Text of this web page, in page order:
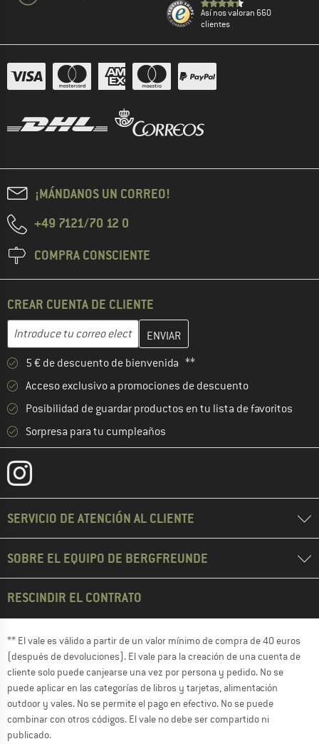
Así nos valoran 660
clientes
¡MÁNDANOS UN CORREO!
+49 7121/70 12 0
COMPRA CONSCIENTE
CREAR CUENTA DE CLIENTE
Dirección de correo electrónico
Introduce aquí tu dirección de correo electrónico y crea tu
5 € de descuento de bienvenida **
Acceso exclusivo a promociones de descuento
Posibilidad de guardar productos en tu lista de favoritos
Sorpresa para tu cumpleaños
SERVICIO DE ATENCIÓN AL CLIENTE
SOBRE EL EQUIPO DE BERGFREUNDE
RESCINDIR EL CONTRATO
** El vale es válido a partir de un valor mínimo de compra de 40 euros
(después de devoluciones). El vale para la creación de una cuenta de
cliente solo puede canjearse una vez por persona y pedido. No se
puede aplicar en las categorías de libros y tarjetas, alimentación
outdoor y vales. No se permite el pago en efectivo. No se puede
combinar con otros códigos. El vale no debe ser compartido ni
publicado.